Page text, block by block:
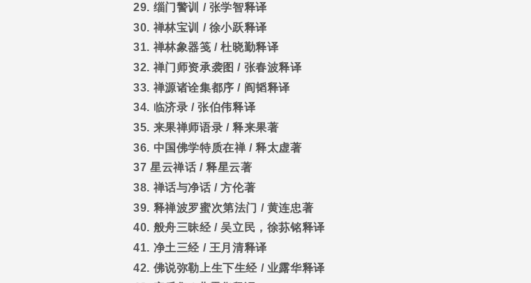
29. 缁门警训 / 张学智释译
30. 禅林宝训 / 徐小跃释译
31. 禅林象器笺 /杜晓勤释译
32. 禅门师资承袭图 / 张春波释译
33. 禅源诸诠集都序 / 阎韬释译
34. 临济录 /张伯伟释译
35. 来果禅师语录 /释来果著
36. 中国佛学特质在禅/释太虚著
37 星云禅话 /释星云著
38. 禅话与净话 /方伦著
39. 释禅波罗蜜次第法门 / 黄连忠著
40. 般舟三昧经/吴立民，徐荪铭释译
41. 净土三经 / 王月清释译
42. 佛说弥勒上生下生经 / 业露华释译